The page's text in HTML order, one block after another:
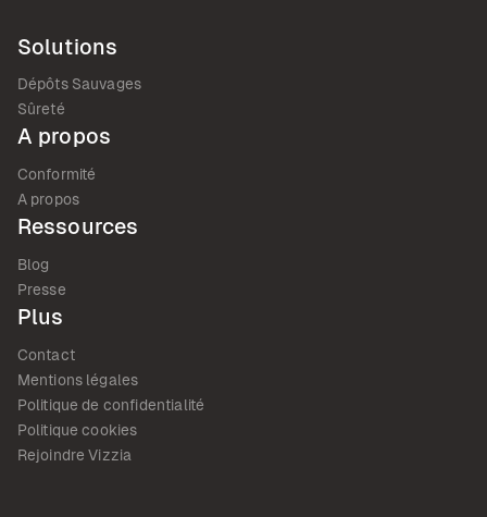
Solutions
Dépôts Sauvages
Sûreté
A propos
Conformité
A propos
Ressources
Blog
Presse
Plus
Contact
Mentions légales
Politique de confidentialité
Politique cookies
Rejoindre Vizzia